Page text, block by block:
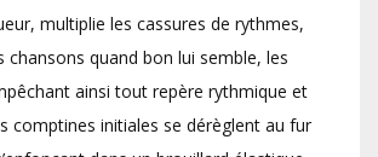
multiplie les cassures de rythmes,
chansons quand bon lui semble, les
ainsi tout repère rythmique et
comptines initiales se dérèglent au fur